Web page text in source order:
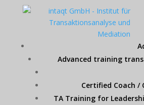
Advanced training
Certified Coach /
TA Training for